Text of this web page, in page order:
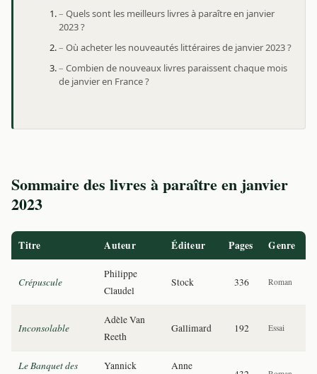
Quels sont les meilleurs livres à paraître en janvier
2023 ?
Où acheter les nouveautés littéraires de janvier 2023 ?
Combien de nouveaux livres paraissent chaque mois
de janvier en France ?
Sommaire des livres à paraître en janvier
2023
Titre Auteur Éditeur Pages Genre
Crépuscule
Philippe
Claudel
Stock 336 Roman
Inconsolable
Adèle Van
Reeth
Gallimard 192 Essai
Le Banquet des
Yannick
Anne